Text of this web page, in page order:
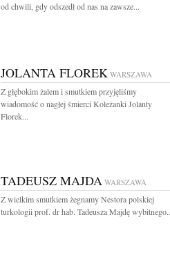
od chwili, gdy odszedł od nas na zawsze...
JOLANTA FLOREK WARSZAWA
Z głębokim żalem i smutkiem przyjęliśmy
wiadomość o nagłej śmierci Koleżanki Jolanty
Florek...
TADEUSZ MAJDA WARSZAWA
Z wielkim smutkiem żegnamy Nestora polskiej
turkologii prof. dr hab. Tadeusza Majdę